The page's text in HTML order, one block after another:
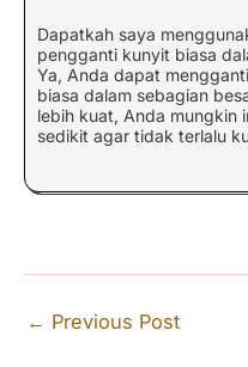
Dapatkah saya
pengganti kunyit biasa
Ya, Anda dapat
biasa dalam sebagian
lebih kuat, Anda mungkin
sedikit agar tidak terlalu
← Previous Post